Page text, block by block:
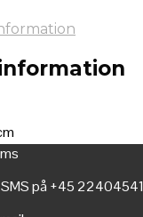
SMS på +45 22404541